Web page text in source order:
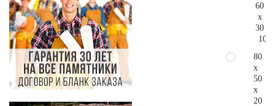
60
x
30
80
x
50
x
20